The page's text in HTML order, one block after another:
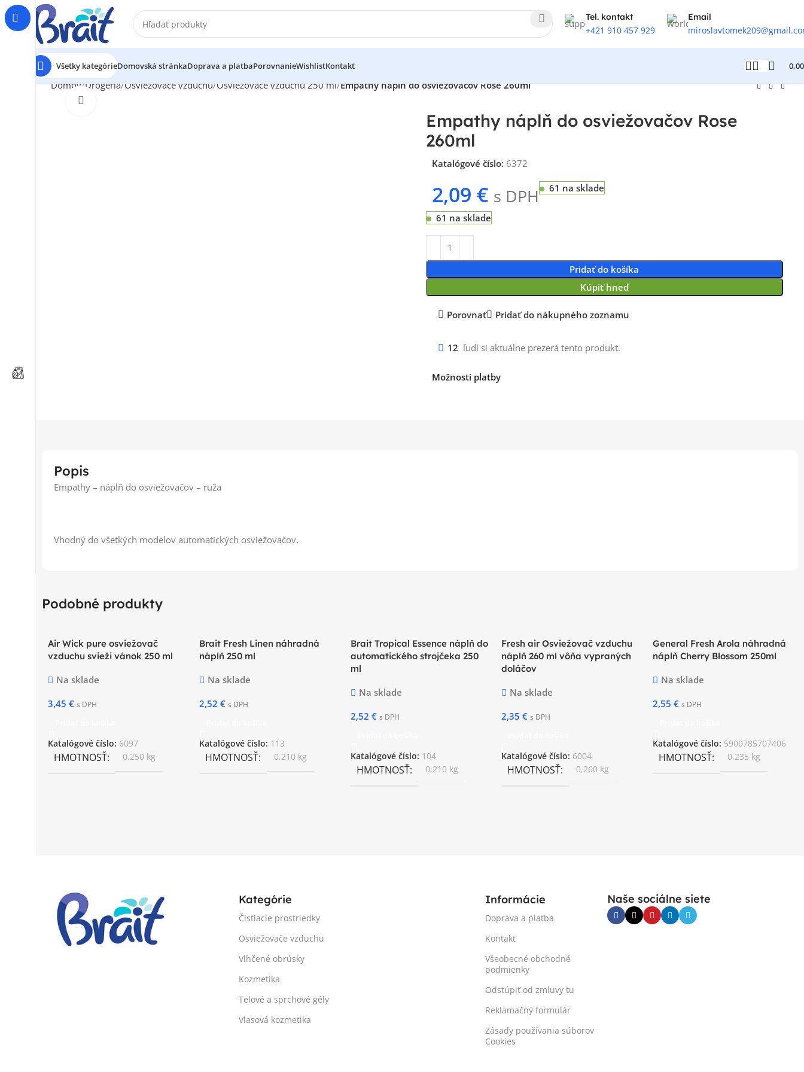
Tel. kontakt
+421 910 457 929
Email
Všetky kategórieDomovská stránkaDoprava a platbaPorovnanieWishlistKontakt
Domov Drogéria Osviežovače vzduchu Osviežovače vzduchu 250 ml Empathy náplň do osviežovačov Rose 260ml
Empathy náplň do osviežovačov Rose
260ml
Katalógové číslo: 6372
2,09 € s DPH 61 na sklade
61 na sklade
Pridať do košíka
Kúpiť hneď
Porovnať Pridať do nákupného zoznamu
12 ľudí si aktuálne prezerá tento produkt.
Možnosti platby
Popis
Empathy – náplň do osviežovačov – ruža
Vhodný do všetkých modelov automatických osviežovačov.
Podobné produkty
Air Wick pure osviežovač
vzduchu svieži vánok 250 ml
Na sklade
3,45 € s DPH
Katalógové číslo: 6097
HMOTNOSŤ 0,250 kg
Brait Fresh Linen náhradná
náplň 250 ml
Na sklade
2,52 € s DPH
Katalógové číslo: 113
HMOTNOSŤ 0,210 kg
Brait Tropical Essence náplň do
automatického strojčeka 250
ml
Na sklade
2,52 € s DPH
Katalógové číslo: 104
HMOTNOSŤ 0,210 kg
Fresh air Osviežovač vzduchu
náplň 260 ml vôňa vypraných
doláčov
Na sklade
2,35€ s DPH
Katalógové číslo: 6004
HMOTNOSŤ 0,260 kg
General Fresh Arola náhradná
náplň Cherry Blossom 250ml
Na sklade
2,55€ s DPH
Katalógové číslo: 5900785707406
HMOTNOSŤ 0,235 kg
Kategórie
Čistiacie prostriedky
Osviežovače vzduchu
Vlhčené obrúsky
Kozmetika
Telové a sprchové gély
Vlasová kozmetika
Informácie
Doprava a platba
Kontakt
Všeobecné obchodné
podmienky
Odstúpiť od zmluvy tu
Reklamačný formulár
Zásady používania súborov
Cookies
Naše sociálne siete